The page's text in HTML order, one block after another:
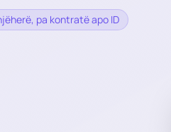
pa kontratë apo ID